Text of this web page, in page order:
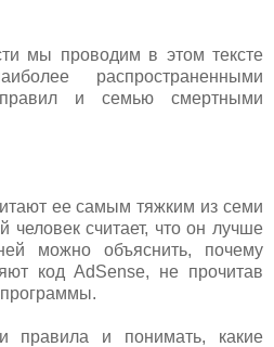
мы проводим в этом тексте
распространенными
и семью смертными
ее самым тяжким из семи
человек считает, что он лучше
можно объяснить, почему
код AdSense, не прочитав
правила и понимать, какие